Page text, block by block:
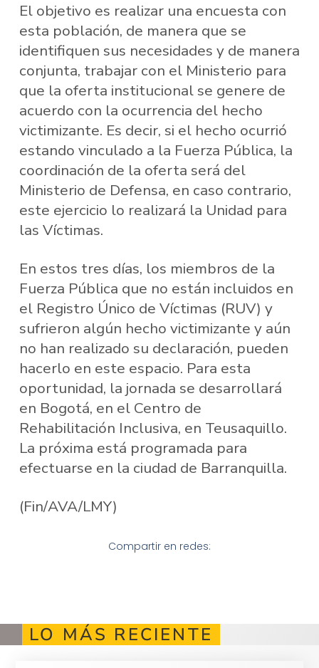
El objetivo es realizar una encuesta con
esta población, de manera que se
identifiquen sus necesidades y de manera
conjunta, trabajar con el Ministerio para
que la oferta institucional se genere de
acuerdo con la ocurrencia del hecho
victimizante. Es decir, si el hecho ocurrió
estando vinculado a la Fuerza Pública, la
coordinación de la oferta será del
Ministerio de Defensa, en caso contrario,
este ejercicio lo realizará la Unidad para
las Víctimas.
En estos tres días, los miembros de la
Fuerza Pública que no están incluidos en
el Registro Único de Víctimas (RUV) y
sufrieron algún hecho victimizante y aún
no han realizado su declaración, pueden
hacerlo en este espacio. Para esta
oportunidad, la jornada se desarrollará
en Bogotá, en el Centro de
Rehabilitación Inclusiva, en Teusaquillo.
La próxima está programada para
efectuarse en la ciudad de Barranquilla.
(Fin/AVA/LMY)
Compartir en redes:
LO MÁS RECIENTE